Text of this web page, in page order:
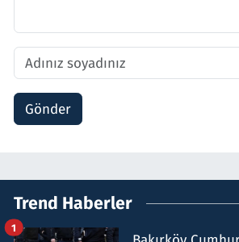
Gönder
Trend Haberler
1